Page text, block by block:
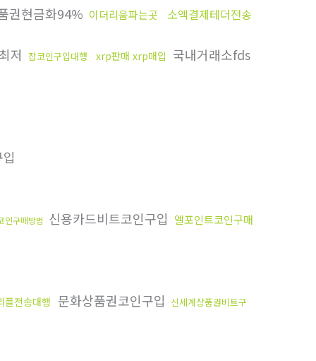
권현금화94% 이더리움파는곳 소액결제테더전송
저 잡코인구입대행 xrp판매 xrp매입 국내거래소fds
인구매방법 신용카드비트코인구입 엘포인트코인구매
플전송대행 문화상품권코인구입 신세계상품권비트구